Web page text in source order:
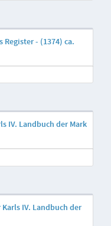
Register - (1374) ca.
IV. Landbuch der Mark
Karls IV. Landbuch der